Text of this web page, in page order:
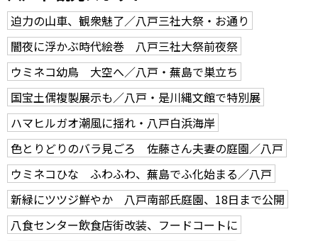
迫力の山車、観衆魅了／八戸三社大祭・お通り
闇夜に浮かぶ時代絵巻 八戸三社大祭前夜祭
ウミネコ幼鳥 大空へ／八戸・蕪島で巣立ち
国宝土偶複製展示も／八戸・是川縄文館で特別展
ハマヒルガオ潮風に揺れ・八戸白浜海岸
色とりどりのバラ見ごろ 佐藤さん夫妻の庭園／八戸
ウミネコひな ふわふわ、蕪島でふ化始まる／八戸
新緑にツツジ鮮やか 八戸南部氏庭園、18日まで公開
八食センター飲食店街改装、フードコートに